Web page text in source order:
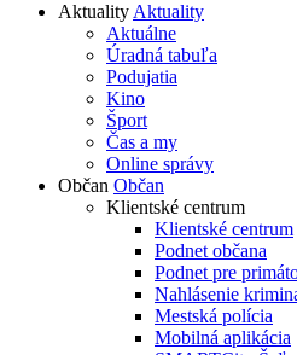
Aktuality Aktuality
Aktuálne
Úradná tabuľa
Podujatia
Kino
Šport
Čas a my
Online správy
Občan Občan
Klientské centrum
Klientské centrum
Podnet občana
Podnet pre
Nahlásenie
Mestská polícia
Mobilná aplikácia